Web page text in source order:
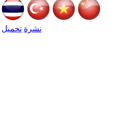
نشرة تحميل